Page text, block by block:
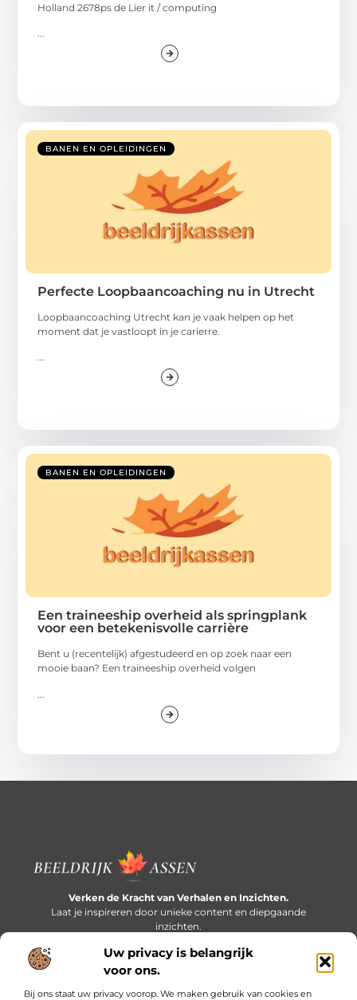
Uw privacy is belangrijk
voor ons.
Bij ons staat uw privacy voorop. We maken gebruik van cookies en
Holland 2678ps de Lier it / computing
...
BANEN EN OPLEIDINGEN
Perfecte Loopbaancoaching nu in Utrecht
Loopbaancoaching Utrecht kan je vaak helpen op het
moment dat je vastloopt in je carierre.
...
BANEN EN OPLEIDINGEN
Een traineeship overheid als springplank
voor een betekenisvolle carrière
Bent u (recentelijk) afgestudeerd en op zoek naar een
mooie baan? Een traineeship overheid volgen
Verken de Kracht van Verhalen en Inzichten.
Laat je inspireren door unieke content en diepgaande
inzichten.
Bericht categorie